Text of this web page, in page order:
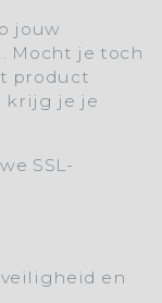
jouw
Mocht je toch
product
krijg je je
SSL-
en